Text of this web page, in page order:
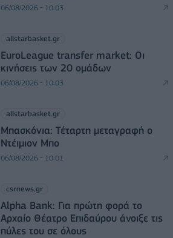
06/08/2026 - 10:03
allstarbasket.gr
EuroLeague transfer market: Οι
κινήσεις των 20 ομάδων
06/08/2026 - 10:03
allstarbasket.gr
Μπασκόνια: Τέταρτη μεταγραφή ο
Ντέιμιον Μπο
06/08/2026 - 10:01
csrnews.gr
Alpha Bank: Για πρώτη φορά το
Αρχαίο Θέατρο Επιδαύρου άνοιξε τις
πύλες του σε όλους